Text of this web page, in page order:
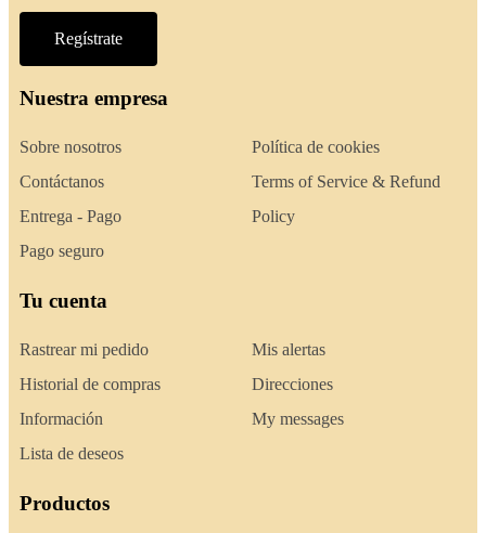
Regístrate
Nuestra empresa
Sobre nosotros
Contáctanos
Entrega - Pago
Pago seguro
Política de cookies
Terms of Service & Refund
Policy
Tu cuenta
Rastrear mi pedido
Historial de compras
Información
Lista de deseos
Mis alertas
Direcciones
My messages
Productos